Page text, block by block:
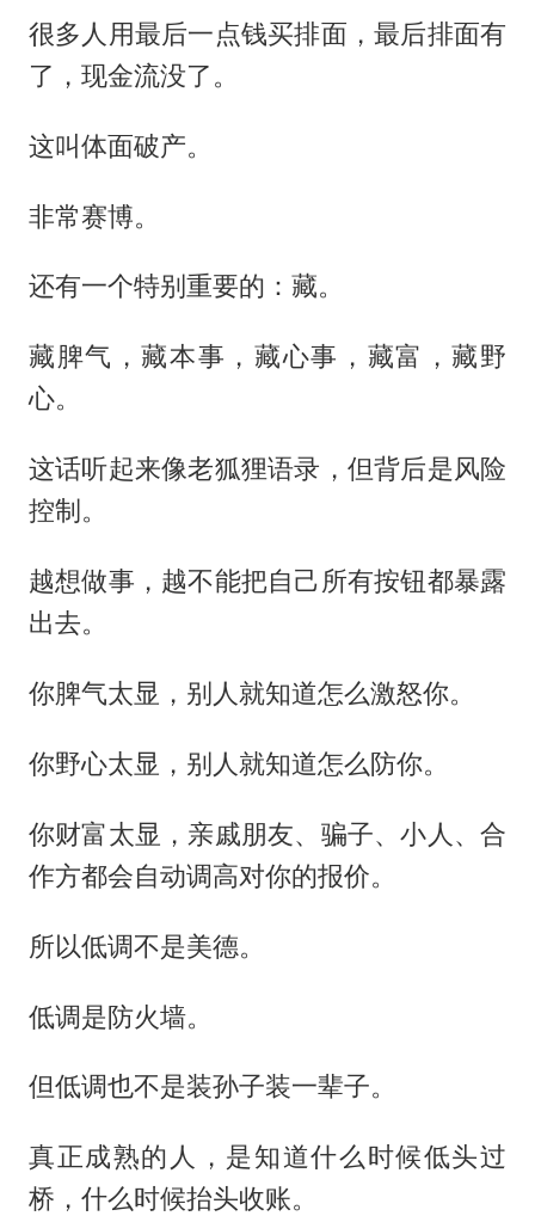
很多人用最后一点钱买排面，最后排面有
了，现金流没了。
这叫体面破产。
非常赛博。
还有一个特别重要的：藏。
藏脾气，藏本事，藏心事，藏富，藏野
心。
这话听起来像老狐狸语录，但背后是风险
控制。
越想做事，越不能把自己所有按钮都暴露
出去。
你脾气太显，别人就知道怎么激怒你。
你野心太显，别人就知道怎么防你。
你财富太显，亲戚朋友、骗子、小人、合
作方都会自动调高对你的报价。
所以低调不是美德。
低调是防火墙。
但低调也不是装孙子装一辈子。
真正成熟的人，是知道什么时候低头过
桥，什么时候抬头收账。